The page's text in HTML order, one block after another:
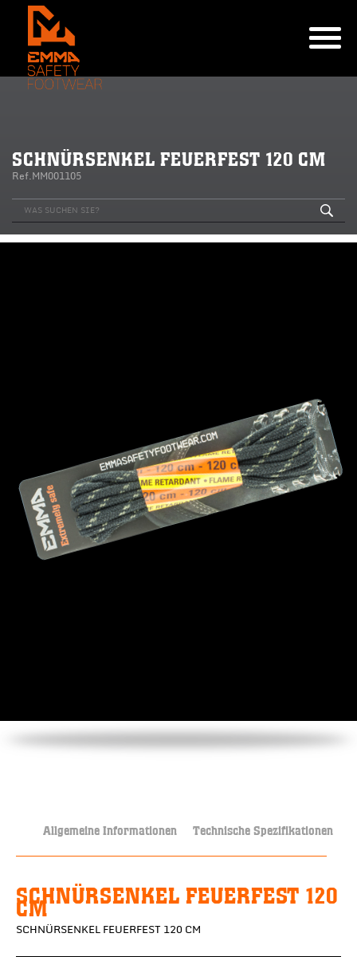
SCHNÜRSENKEL FEUERFEST 120 CM
Ref.MM001105
Allgemeine Informationen Technische Spezifikationen
SCHNÜRSENKEL FEUERFEST 120
CM
SCHNÜRSENKEL FEUERFEST 120 CM